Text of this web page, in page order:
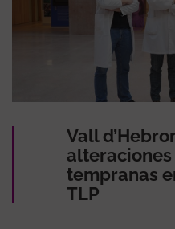
Vall
tempranas
TLP